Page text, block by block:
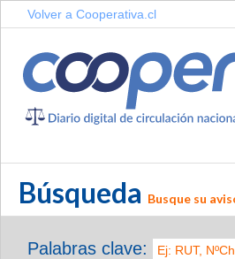
Volver a Cooperativa.cl
Búsqueda Busque su
Palabras clave: